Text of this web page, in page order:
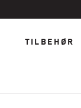
TILBEHØR